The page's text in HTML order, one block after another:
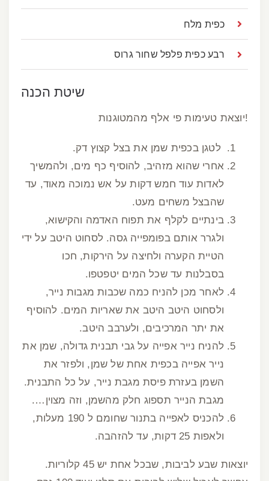
כפית מלח
רבע כפית פלפל שחור גרוס
שיטת הכנה
!יוצאת טעימות פי אלף מהמטוגנות
לטגן בכפית שמן את בצל קצוץ דק.
אחרי שהוא מזהיב, להוסיף כף מים, ולהמשיך
לאדות עוד חמש דקות על אש נמוכה מאוד, עד
שהבצל משחים מעט.
בינתיים לקלף את תפוח האדמה והקישוא,
ולגרר אותם בפומפייה גסה. לסחוט היטב על ידי
הטיית הקערה ולחיצה על הירקות, חכו
בסבלנות עד שכל המים יטפטפו.
לאחר מכן להניח כמה שכבות מגבות נייר,
ולסחוט היטב היטב את שאריות המים. להוסיף
את יתר המרכיבים, ולערבב היטב.
להניח נייר אפייה על גבי תבנית גדולה, שמן את
נייר אפייה בכפית אחת של שמן, ולפזר את
השמן בעזרת פיסת מגבת נייר, על כל התבנית.
מגבת הנייר תספוג חלק מהשמן, וזה מצוין….
להכניס לאפייה בתנור שחומם ל 190 מעלות,
ולאפות 25 דקות, עד להזהבה.
יוצאות שבע לביבות, שבכל אחת יש 45 קלוריות.